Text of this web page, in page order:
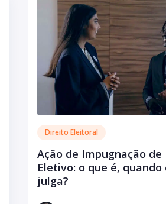
Direito Eleitoral
Ação de Impugnação
Eletivo: o que é, quando
julga?